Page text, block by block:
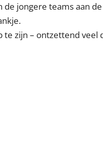
jongere teams aan
zijn – ontzettend veel